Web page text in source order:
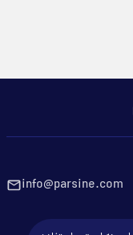
info@parsine.com